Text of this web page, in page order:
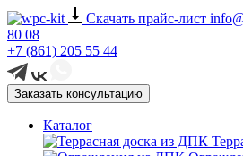
Скачать прайс-лист
80 08
+7 (861) 205 55 44
Заказать консультацию
Каталог